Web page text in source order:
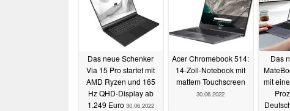
Das neue Schenker
Via 15 Pro startet mit
AMD Ryzen und 165
Hz QHD-Display ab
1.249 Euro 30.06.2022
Acer Chromebook 514:
14-Zoll-Notebook mit
mattem Touchscreen
30.06.2022
Das
mit